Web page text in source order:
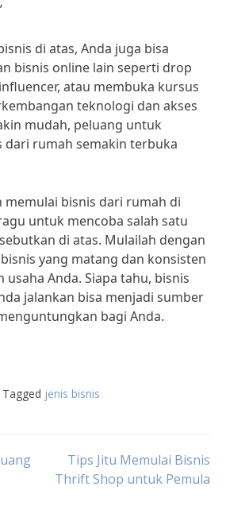
di atas, Anda juga bisa
bisnis online lain seperti drop
atau membuka kursus
teknologi dan akses
mudah, peluang untuk
dari rumah semakin terbuka
memulai bisnis dari rumah di
untuk mencoba salah satu
di atas. Mulailah dengan
yang matang dan konsisten
usaha Anda. Siapa tahu, bisnis
jalankan bisa menjadi sumber
bagi Anda.
Tagged jenis bisnis
Tips Jitu Memulai Bisnis
Thrift Shop untuk Pemula